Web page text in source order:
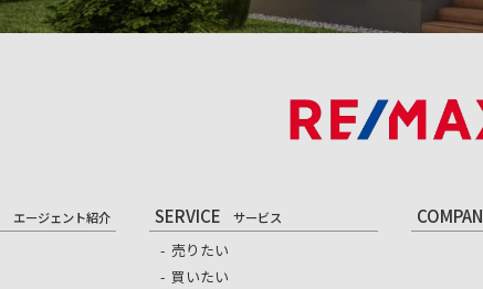
エージェント紹介 SERVICE サービス
売りたい
買いたい